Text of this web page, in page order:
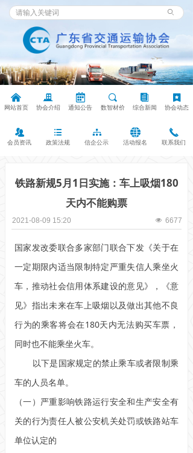
ꄙ
낀
网站首页
끉
协会介绍
녀
通知公告
끠
数智材价
뀴
综合新闻
끈
协会动态
뀡
会员资讯
뀑
政策法规
뀒
信企公示
뀁
活动报名
끅
联系我们
铁路新规5月1日实施：车上吸烟180
天内不能购票
国家发改委联合多家部门联合下发《关于在
一定期限内适当限制特定严重失信人乘坐火
车，推动社会信用体系建设的意见》，《意
见》指出未来在车上吸烟以及做出其他不良
行为的乘客将会在180天内无法购买车票，
同时也不能乘坐火车。
以下是国家规定的禁止乘车或者限制乘
车的人员名单。
（一）严重影响铁路运行安全和生产安全有
关的行为责任人被公安机关处罚或铁路站车
单位认定的
넶 6677
2021-08-09 15:20